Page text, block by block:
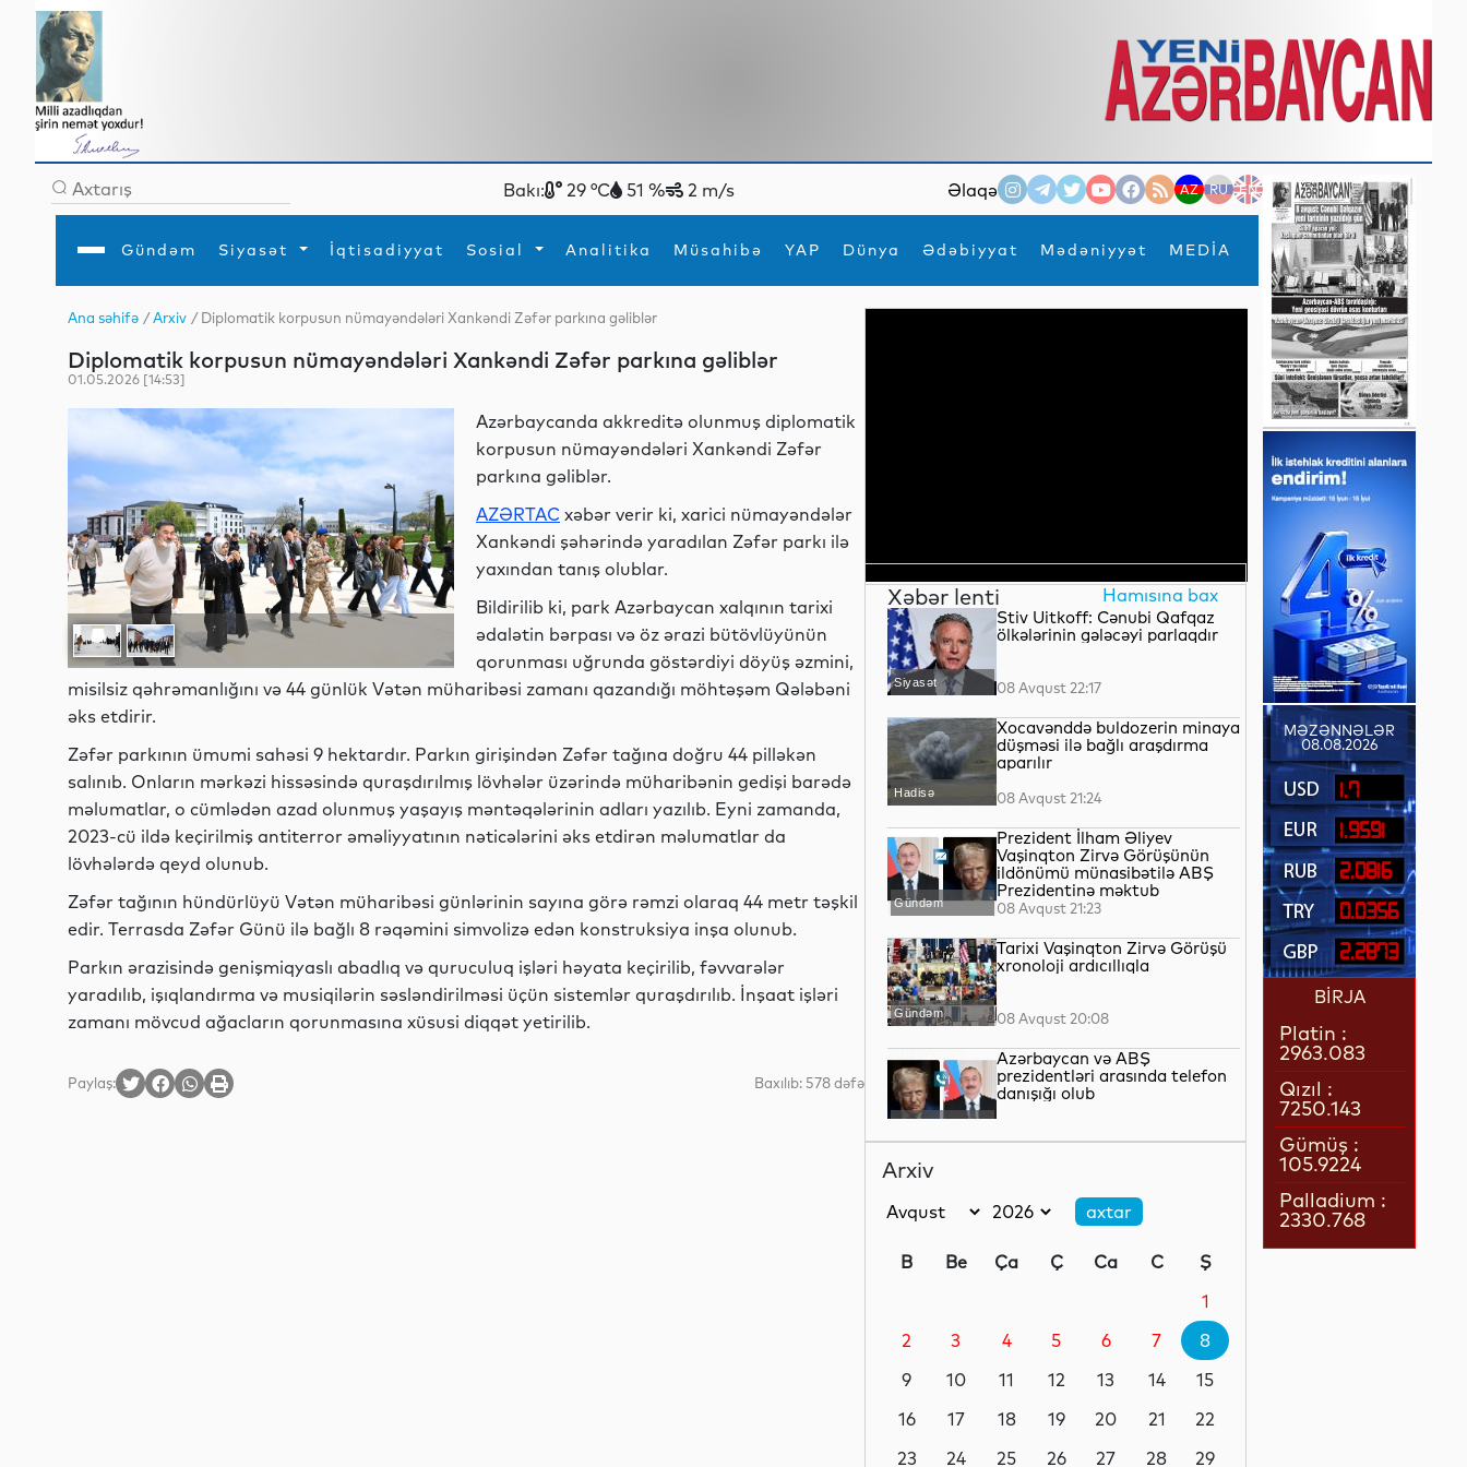
Bakı: 29 °C 51 % 2 m/s Əlaqə AZ RU EN
Gündəm Siyasət İqtisadiyyat Sosial Analitika Müsahibə YAP Dünya Ədəbiyyat Mədəniyyət MEDİA
×
Gündəm
İqtisadiyyat
Analitika
Mədəniyyət
Müsahibə
MEDİA
Xarici siyasətTurizm
Hadisə
İdman Yeni texnologiyalar
Ana səhifə /Arxiv / Diplomatik korpusun nümayəndələri Xankəndi Zəfər parkına gəliblər
Diplomatik korpusun nümayəndələri Xankəndi Zəfər parkına gəliblər
01.05.2026 [14:53]
Azərbaycanda akkreditə olunmuş diplomatik
korpusun nümayəndələri Xankəndi Zəfər
parkına gəliblər.
AZƏRTAC xəbər verir ki, xarici nümayəndələr
Xankəndi şəhərində yaradılan Zəfər parkı ilə
yaxından tanış olublar.
Bildirilib ki, park Azərbaycan xalqının tarixi
ədalətin bərpası və öz ərazi bütövlüyünün
qorunması uğrunda göstərdiyi döyüş əzmini,
misilsiz qəhrəmanlığını və 44 günlük Vətən müharibəsi zamanı qazandığı möhtəşəm Qələbəni
əks etdirir.
Zəfər parkının ümumi sahəsi 9 hektardır. Parkın girişindən Zəfər tağına doğru 44 pilləkən
salınıb. Onların mərkəzi hissəsində quraşdırılmış lövhələr üzərində müharibənin gedişi barədə
məlumatlar, o cümlədən azad olunmuş yaşayış məntəqələrinin adları yazılıb. Eyni zamanda,
2023-cü ildə keçirilmiş antiterror əməliyyatının nəticələrini əks etdirən məlumatlar da
lövhələrdə qeyd olunub.
Zəfər tağının hündürlüyü Vətən müharibəsi günlərinin sayına görə rəmzi olaraq 44 metr təşkil
edir. Terrasda Zəfər Günü ilə bağlı 8 rəqəmini simvolizə edən konstruksiya inşa olunub.
Parkın ərazisində genişmiqyaslı abadlıq və quruculuq işləri həyata keçirilib, fəvvarələr
yaradılıb, işıqlandırma və musiqilərin səsləndirilməsi üçün sistemlər quraşdırılıb. İnşaat işləri
zamanı mövcud ağacların qorunmasına xüsusi diqqət yetirilib.
Paylaş: Baxılıb: 578 dəfə
Xəbər lenti Hamısına bax
Siyasət
Stiv Uitkoff: Cənubi Qafqaz
ölkələrinin gələcəyi parlaqdır
08 Avqust 22:17
Hadisə
Xocavənddə buldozerin minaya
düşməsi ilə bağlı araşdırma
aparılır
08 Avqust 21:24
Gündəm
Prezident İlham Əliyev
Vaşinqton Zirvə Görüşünün
ildönümü münasibətilə ABŞ
Prezidentinə məktub
ünvanlayıb
08 Avqust 21:23
Gündəm
Tarixi Vaşinqton Zirvə Görüşü
xronoloji ardıcıllıqla
08 Avqust 20:08
Gündəm
Azərbaycan və ABŞ
prezidentləri arasında telefon
danışığı olub
Sosial
40 dərəcəyədək yüksələcək
08 Avqust 16:39
Analitik
Müharibənin və sülhün qalibi
08 Avqust 15:22
Arxiv
B Be Ça Ç Ca C
Ş
1
2
3 4 5 6 7
8
9
10 11 12 13 14
15
16
17 18 19 20 21
22
23
24 25 26 27 28
29
MƏZƏNNƏLƏR
08.08.2026
1.7
1.9591
2.0816
0.0356
2.2873
BİRJA
Platin :
2963.083
Qızıl :
7250.143
Gümüş :
105.9224
Palladium :
2330.768